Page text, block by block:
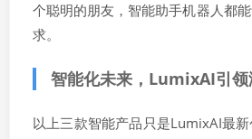
个聪明的朋友，智能助手机器人都
求。
智能化未来，LumixAI引领
以上三款智能产品只是LumixAI最